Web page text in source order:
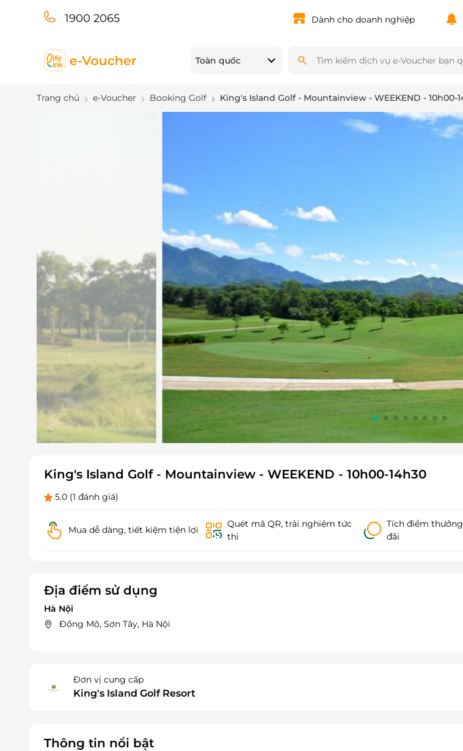
1900 2065 Dành cho doanh nghiệp
Toàn quốc
Trang chủ e-Voucher Booking Golf King's Island Golf - Mountainview - WEEKEND - 10h00-
King's Island Golf - Mountainview - WEEKEND - 10h00-14h30
5.0 (1 đánh giá)
Mua dễ dàng, tiết kiệm tiện lợi
Quét mã QR, trải nghiệm tức
thì
Tích điểm
đãi
Địa điểm sử dụng
Hà Nội
Đồng Mô, Sơn Tây, Hà Nội
Đơn vị cung cấp
King's Island Golf Resort
Thông tin nổi bật